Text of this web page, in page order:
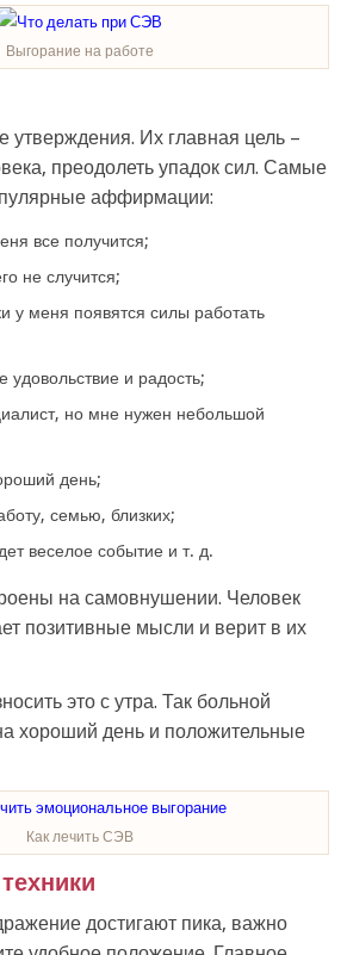
Выгорание на работе
утверждения. Их главная цель –
преодолеть упадок сил. Самые
аффирмации:
все получится;
не случится;
у меня появятся силы работать
удовольствие и радость;
но мне нужен небольшой
день;
семью, близких;
веселое событие и т. д.
на самовнушении. Человек
позитивные мысли и верит в их
это с утра. Так больной
хороший день и положительные
Как лечить СЭВ
достигают пика, важно